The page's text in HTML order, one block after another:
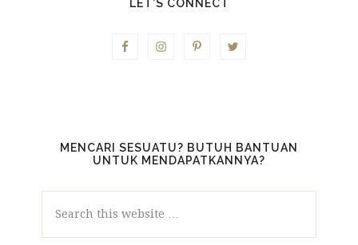
LET’S CONNECT
MENCARI SESUATU? BUTUH BANTUAN
UNTUK MENDAPATKANNYA?